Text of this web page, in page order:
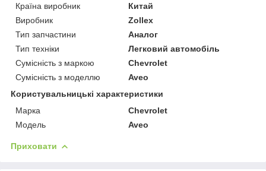
Країна виробник
Китай
Виробник
Zollex
Тип запчастини
Аналог
Тип техніки
Легковий автомобіль
Сумісність з маркою
Chevrolet
Сумісність з моделлю
Aveo
Користувальницькі характеристики
Марка
Chevrolet
Модель
Aveo
Приховати